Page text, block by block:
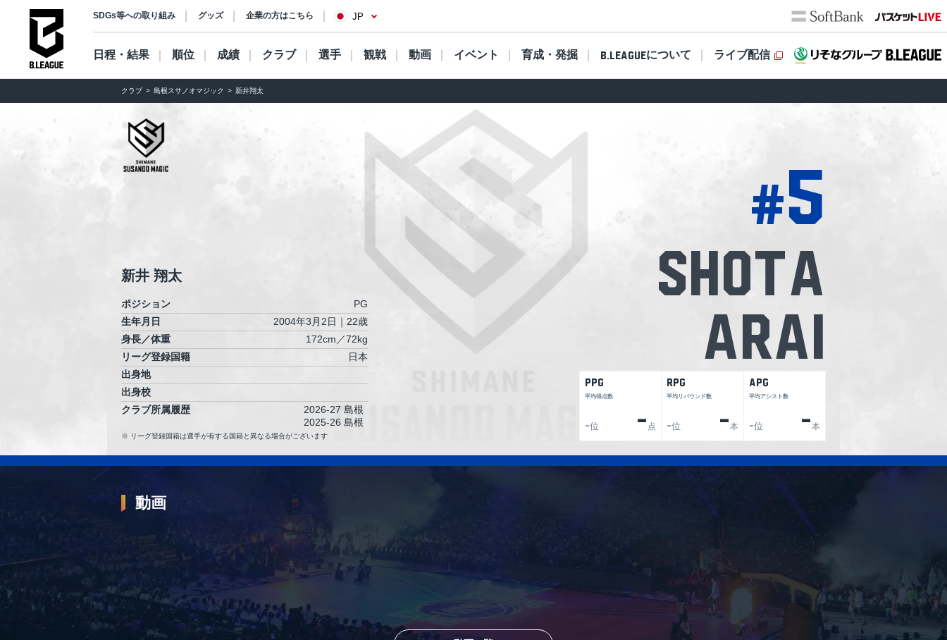
SDGs等への取り組み グッズ 企業の方はこちら JP
日程・結果 順位 成績 クラブ 選手 観戦 動画 イベント 育成・発掘 B.LEAGUEについて ライブ配信
クラブ 島根スサノオマジック 新井翔太
新井 翔太
ポジション
PG
生年月日
2004年3月2日｜22歳
身長／体重
172cm／72kg
リーグ登録国籍
日本
出身地
出身校
クラブ所属履歴
2026-27 島根
2025-26 島根
リーグ登録国籍は選手が有する国籍と異なる場合がございます
#5
Shota
Arai
PPG
平均得点数
- 点
-位
RPG
平均リバウンド数
-本
-位
APG
平均アシスト数
-本
-位
動画
2026.05.02
【プレーまとめ】島根#5 新井 翔太｜第36節
GAME1｜05.02.2026 プロバスケ (Bリーグ)
2026.04.24
【ダブル新井】末恐ろしい新卒ルーキー！今「ア
【超攻撃型ガード】河村勇輝そっくり!? 全中優勝
経験を持つ次世代PGがB1の舞台でゲーム&チーム
【プレーまとめ】島根#5 新井 翔
GAME2｜03.15.2026 プロバス